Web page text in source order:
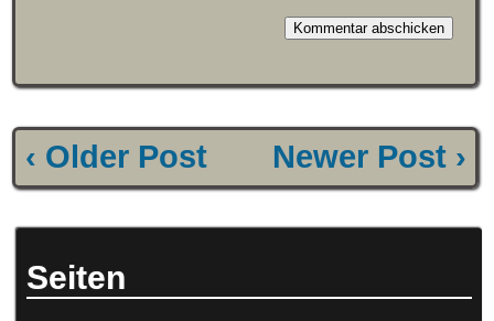
‹ Older Post Newer Post ›
Seiten